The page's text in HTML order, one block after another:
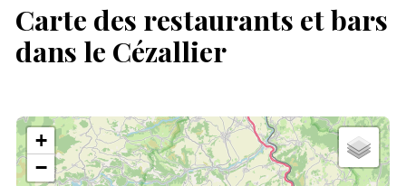
Carte des restaurants et bars
dans le Cézallier
+
−